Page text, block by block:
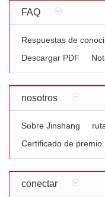
FAQ
Respuestas de
Descargar PDF
nosotros
Sobre Jinshang
Certificado de premio
conectar